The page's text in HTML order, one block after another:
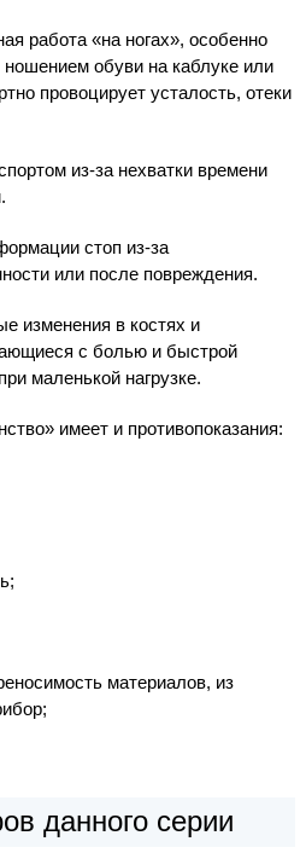
работа «на ногах», особенно
ношением обуви на каблуке или
провоцирует усталость, отеки
из-за нехватки времени
стоп из-за
или после повреждения.
изменения в костях и
с болью и быстрой
маленькой нагрузке.
имеет и противопоказания:
материалов, из
данного серии